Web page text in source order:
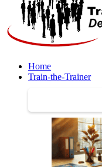
Home
Train-the-Trainer